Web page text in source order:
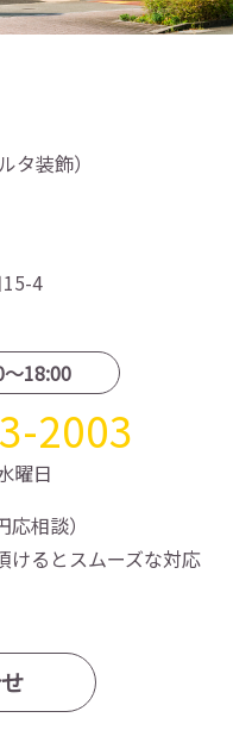
タ装飾）
4
18:00
2003
曜日
相談）
けるとスムーズな対応